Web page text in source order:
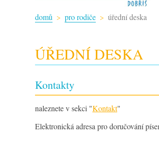
domů pro rodiče úřední deska
ÚŘEDNÍ DESKA
Kontakty
naleznete v sekci "Kontakt"
Elektronická adresa pro doručování